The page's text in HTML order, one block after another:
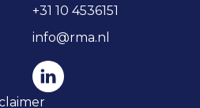
+31 10 4536151
info@rma.nl